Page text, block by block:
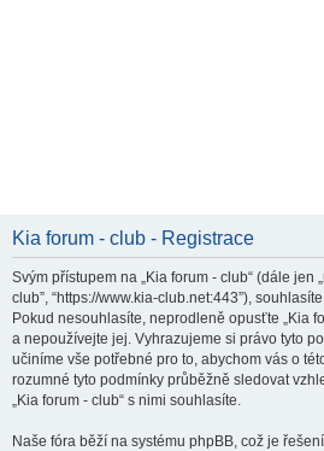
Kia forum - club - Registrace
Svým přístupem na „Kia forum - club“ (dále jen
club”, “https://www.kia-club.net:443”),
Pokud nesouhlasíte, neprodleně opusťte „Kia
a nepoužívejte jej. Vyhrazujeme si právo tyto
učiníme vše potřebné pro to, abychom vás o
rozumné tyto podmínky průběžně sledovat
„Kia forum - club“ s nimi souhlasíte.
Naše fóra běží na systému phpBB, což je